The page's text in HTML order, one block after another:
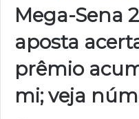
Mega-Sena
aposta
prêmio
mi; veja